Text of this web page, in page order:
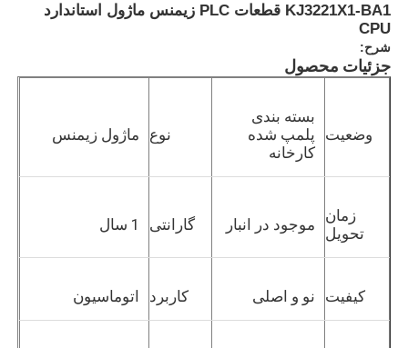
KJ3221X1-BA1 قطعات PLC زیمنس ماژول استاندارد
CPU
شرح:
جزئیات محصول
وضعیت
بسته بندی
پلمپ شده
کارخانه
نوع ماژول زیمنس
زمان
تحویل
موجود در انبار گارانتی 1 سال
کیفیت نو و اصلی کاربرد اتوماسیون